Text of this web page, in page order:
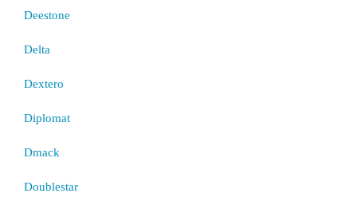
Deestone
Delta
Dextero
Diplomat
Dmack
Doublestar